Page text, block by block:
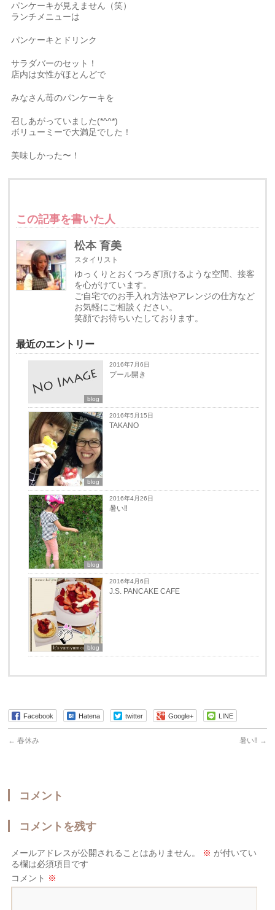
パンケーキが見えません（笑）
ランチメニューは
パンケーキとドリンク
サラダバーのセット！
店内は女性がほとんどで
みなさん苺のパンケーキを
召しあがっていました(*^^*)
ボリューミーで大満足でした！
美味しかった〜！
この記事を書いた人
松本 育美
スタイリスト
ゆっくりとおくつろぎ頂けるような空間、接客
を心がけています。
ご自宅でのお手入れ方法やアレンジの仕方など
お気軽にご相談ください。
笑顔でお待ちいたしております。
最近のエントリー
blog
2016年7月6日
プール開き
blog
2016年5月15日
TAKANO
blog
2016年4月26日
暑い‼︎
blog
2016年4月6日
J.S. PANCAKE CAFE
Facebook Hatena twitter Google+ LINE
← 春休み 暑い‼︎ →
コメント
コメントを残す
メールアドレスが公開されることはありません。 ※ が付いてい
る欄は必須項目です
コメント ※